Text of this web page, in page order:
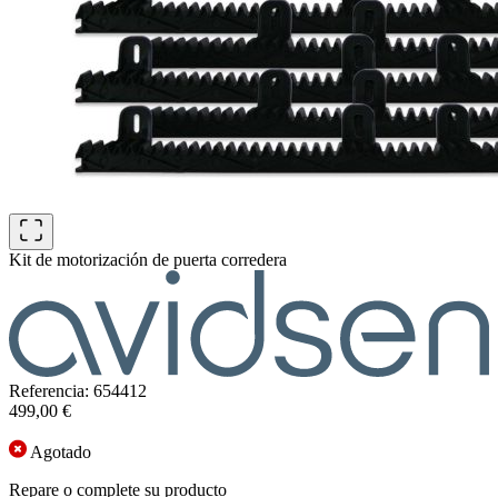
Kit de motorización de puerta corredera
Referencia: 654412
499,00 €
Agotado
Repare o complete su producto